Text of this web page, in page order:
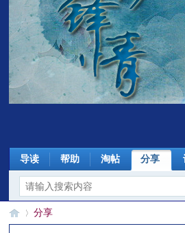
导读 帮助 淘帖 分享
分享